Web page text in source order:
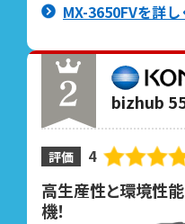
MX-3650FVを詳し
bizhub
評価 4
高生産性と環境性
機！